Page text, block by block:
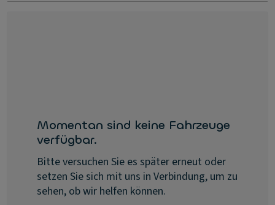
Momentan sind keine Fahrzeuge
verfügbar.
Bitte versuchen Sie es später erneut oder
setzen Sie sich mit uns in Verbindung, um zu
sehen, ob wir helfen können.